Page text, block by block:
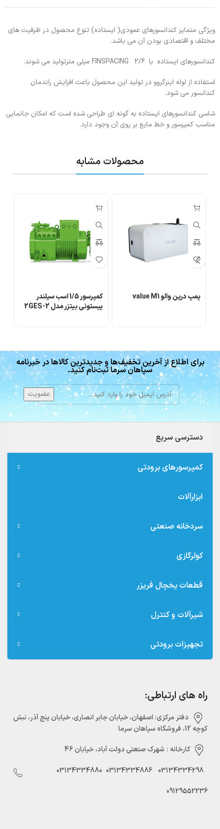
ویژگی متمایز کندانسورهای عمودی( ایستاده) تنوع محصول در ظرفیت های
مختلف و اقتصادی بودن آن می باشد.
کندانسورهای ایستاده با FINSPACING 2/6 میلی مترتولید می شوند.
استفاده از لوله اینرگروو در تولید این محصول باعث افزایش راندمان
کندانسور می شود.
شاسی کندانسورهای ایستاده به گونه ای طراحی شده است که امکان جانمایی
مناسب کمپرسور و خط مایع بر روی آن وجود دارد.
محصولات مشابه
پمپ درین والو value M1
کمپرسور 1/5 اسب سیلندر
پیستونی بیتزر مدل 2GES-2
برای اطلاع از آخرین تخفیف‌ها و جدیدترین کالاها در خبرنامه
سپاهان سرما ثبت‌نام کنید.
دسترسی سریع
کمپرسورهای برودتی
ابزارآلات
سردخانه صنعتی
کولرگازی
قطعات یخچال فریزر
شیرآلات و کنترل
تجهیزات برودتی
راه های ارتباطی:
دفتر مرکزی:‌ اصفهان، خیابان جابر انصاری، خیابان پنج آذر، نبش
کوچه 12، فروشگاه سپاهان سرما
کارخانه : شهرک صنعتی دولت آباد، خیابان 46
03134334298
03134334886
03134334880
09129552236